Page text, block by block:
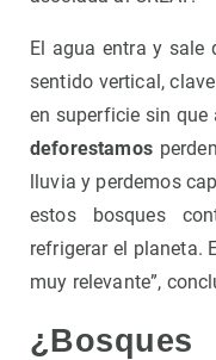
El agua entra y sale
sentido vertical,
en superficie sin que
deforestamos
lluvia y perdemos
estos bosques
refrigerar el planeta.
muy relevante”,